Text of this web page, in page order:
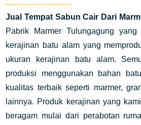
Jual Tempat Sabun Cair Dari
Pabrik Marmer Tulungagung yang
kerajinan batu alam yang
ukuran kerajinan batu alam.
produksi menggunakan bahan
kualitas terbaik seperti marmer,
lainnya. Produk kerajinan yang
beragam mulai dari perabotan